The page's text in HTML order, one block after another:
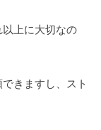
以上に大切なの
きますし、スト